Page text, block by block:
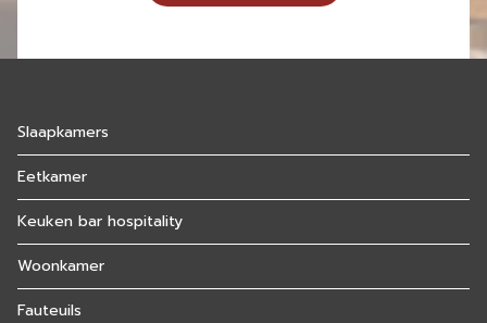
Slaapkamers
Eetkamer
Keuken bar hospitality
Woonkamer
Fauteuils